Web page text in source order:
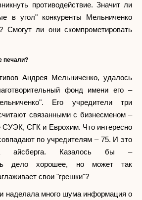
противодействие. Значит ли
в угол" конкуренты Мельниченко
Смогут ли они скомпрометировать
печали?
Андрея Мельниченко, удалось
фонд имени его –
Его учредители три
связанными с бизнесменом –
СУЭК, СГК и Еврохим. Что интересно
по учредителям – 75. И это
айсберга. Казалось бы –
дело хорошее, но может так
свои "грешки"?
наделала много шума информация о